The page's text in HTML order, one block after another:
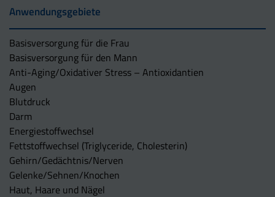
Anwendungsgebiete
Basisversorgung für die Frau
Basisversorgung für den Mann
Anti-Aging/Oxidativer Stress – Antioxidantien
Augen
Blutdruck
Darm
Energiestoffwechsel
Fettstoffwechsel (Triglyceride, Cholesterin)
Gehirn/Gedächtnis/Nerven
Gelenke/Sehnen/Knochen
Haut, Haare und Nägel